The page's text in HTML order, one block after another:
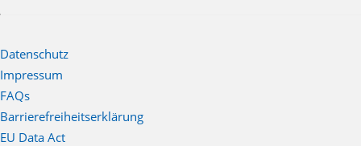
Datenschutz
Impressum
FAQs
Barrierefreiheitserklärung
EU Data Act